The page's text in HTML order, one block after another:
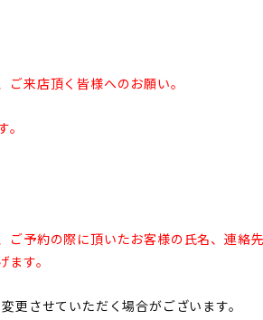
来店頂く皆様へのお願い。
予約の際に頂いたお客様の氏名、連絡
す。
更させていただく場合がございます。